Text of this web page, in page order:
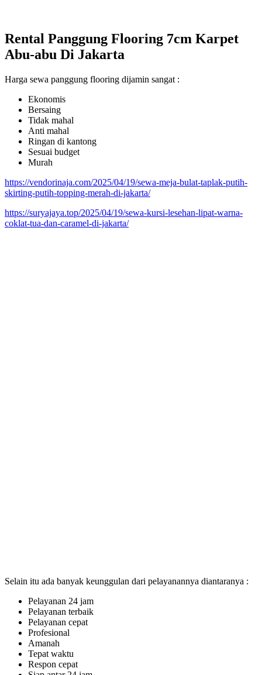
Rental Panggung Flooring 7cm Karpet
Abu-abu Di Jakarta
Harga sewa panggung flooring dijamin sangat :
Ekonomis
Bersaing
Tidak mahal
Anti mahal
Ringan di kantong
Sesuai budget
Murah
https://vendorinaja.com/2025/04/19/sewa-meja-bulat-taplak-putih-
skirting-putih-topping-merah-di-jakarta/
https://suryajaya.top/2025/04/19/sewa-kursi-lesehan-lipat-warna-
coklat-tua-dan-caramel-di-jakarta/
Selain itu ada banyak keunggulan dari pelayanannya diantaranya :
Pelayanan 24 jam
Pelayanan terbaik
Pelayanan cepat
Profesional
Amanah
Tepat waktu
Respon cepat